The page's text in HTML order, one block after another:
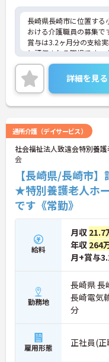
長崎県長崎市に位置する
おける介護職員の募集で
賞与は3.2ヶ月分の支給
と評価される職場です。
るので、業務に不安があ
ただけます。
ご興味のある方には、面
に詳細をお話しいたしま
さい！
詳細を見る
通所介護（デイサービス）
社会福祉法人致遠会特別養
会
【長崎県/長崎市
★特別養護老人ホ
です《常勤》
給料
月収 21.7
年収 264
月+賞与
勤務地
長崎県 長
長崎電気
分
雇用形態 正社員(正